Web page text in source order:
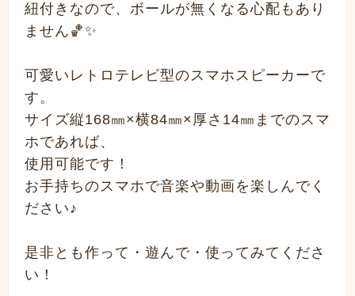
紐付きなので、ボールが無くなる心配もあり
ません🏀✨
可愛いレトロテレビ型のスマホスピーカーで
す。
サイズ縦168㎜×横84㎜×厚さ14㎜までのスマ
ホであれば、
使用可能です！
お手持ちのスマホで音楽や動画を楽しんでく
ださい♪
是非とも作って・遊んで・使ってみてくださ
い！